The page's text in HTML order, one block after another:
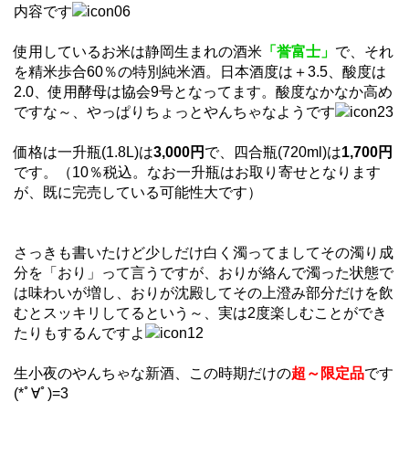
内容です
使用しているお米は静岡生まれの酒米 「誉富士」 で、それ
を精米歩合60％の特別純米酒。日本酒度は＋3.5、酸度は
2.0、使用酵母は協会9号となってます。酸度なかなか高め
ですな～、やっぱりちょっとやんちゃなようです
価格は一升瓶(1.8L)は3,000円 で、四合瓶(720ml)は1,700円
です。（10％税込。なお一升瓶はお取り寄せとなります
が、既に完売している可能性大です）
さっきも書いたけど少しだけ白く濁ってましてその濁り成
分を「おり」って言うですが、おりが絡んで濁った状態で
は味わいが増し、おりが沈殿してその上澄み部分だけを飲
むとスッキリしてるという～、実は2度楽しむことができ
たりもするんですよ
生小夜のやんちゃな新酒、この時期だけの超～限定品です
(*ﾟ∀ﾟ)=3